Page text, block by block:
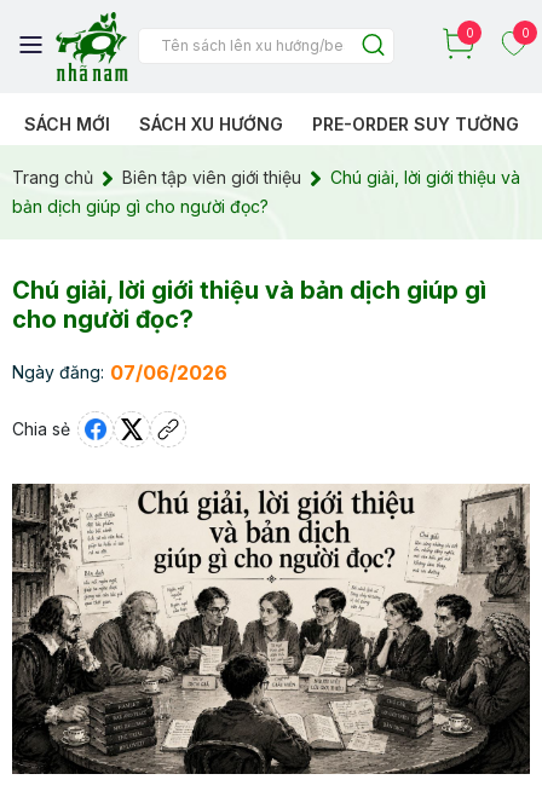
0 0
SÁCH MỚI SÁCH XU HƯỚNG PRE-ORDER SUY TƯỞNG
Trang chủ Biên tập viên giới thiệu
Chú giải, lời giới thiệu và
bản dịch giúp gì cho người đọc?
Chú giải, lời giới thiệu và bản dịch giúp gì
cho người đọc?
Ngày đăng: 07/06/2026
Chia sẻ